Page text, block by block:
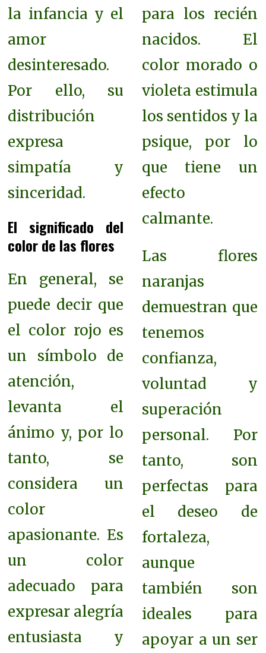
la infancia y el
amor
desinteresado.
Por ello, su
distribución
expresa
simpatía y
sinceridad.
El significado del
color de las flores
En general, se
puede decir que
el color rojo es
un símbolo de
atención,
levanta el
ánimo y, por lo
tanto, se
considera un
color
apasionante. Es
un color
adecuado para
expresar alegría
entusiasta y
para los recién
nacidos. El
color morado o
violeta estimula
los sentidos y la
psique, por lo
que tiene un
efecto
calmante.
Las flores
naranjas
demuestran que
tenemos
confianza,
voluntad y
superación
personal. Por
tanto, son
perfectas para
el deseo de
fortaleza,
aunque
también son
ideales para
apoyar a un ser